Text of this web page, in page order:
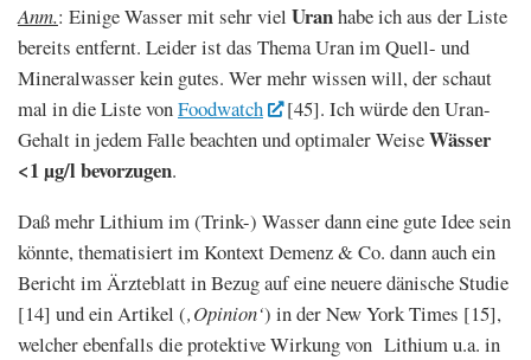
Anm.: Einige Wasser mit sehr viel Uranhabe ich aus der Liste
bereits entfernt. Leider ist das Thema Uran im Quell- und
Mineralwasser kein gutes. Wer mehr wissen will, der schaut
mal in die Liste vonFoodwatch
[45]. Ich würde den Uran-
Gehalt in jedem Falle beachten und optimaler WeiseWässer
<1 µg/l bevorzugen.
Daß mehr Lithium im (Trink-) Wasser dann eine gute Idee sein
könnte, thematisiert im Kontext Demenz & Co. dann auch ein
Bericht im Ärzteblatt in Bezug auf eine neuere dänische Studie
[14] und ein Artikel (‚Opinion‘) in der New York Times [15],
welcher ebenfalls die protektive Wirkung von Lithium u.a. in